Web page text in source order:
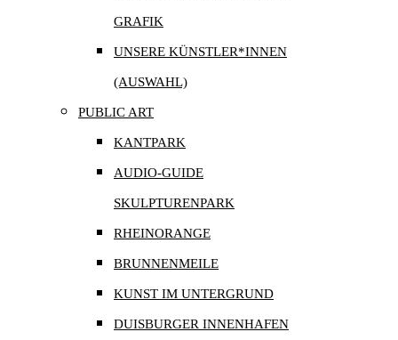
GRAFIK
UNSERE KÜNSTLER*INNEN
(AUSWAHL)
PUBLIC ART
KANTPARK
AUDIO-GUIDE
SKULPTURENPARK
RHEINORANGE
BRUNNENMEILE
KUNST IM UNTERGRUND
DUISBURGER INNENHAFEN